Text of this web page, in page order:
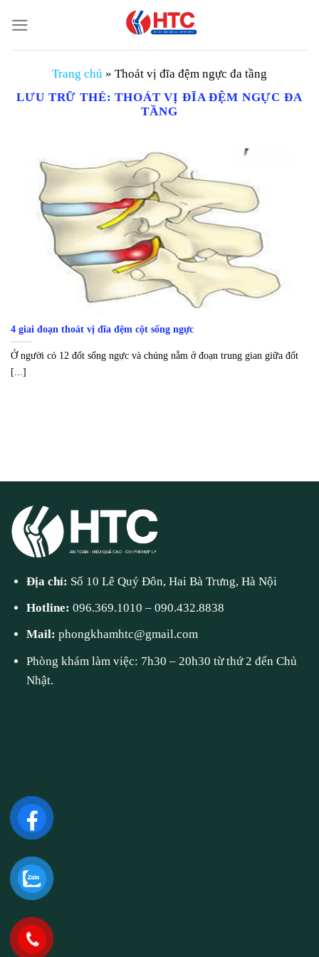
đến
nội
Trang chủ » Thoát vị đĩa đệm ngực đa tầng
LƯU TRỮ THẺ:THOÁT VỊ ĐĨA ĐỆM NGỰC ĐA
TẦNG
4 giai đoạn thoát vị đĩa đệm cột sống ngực
Ở người có 12 đốt sống ngực và chúng nằm ở đoạn trung gian giữa đốt
[...]
Địa chỉ: Số 10 Lê Quý Đôn, Hai Bà Trưng, Hà Nội
Hotline:096.369.1010 –090.432.8838
Mail:phongkhamhtc@gmail.com
Phòng khám làm việc: 7h30 – 20h30 từ thứ 2 đến Chủ
Nhật.